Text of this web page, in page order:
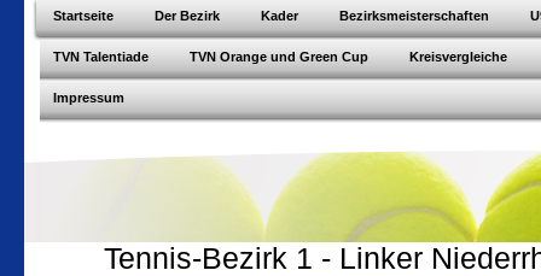
Startseite Der Bezirk Kader Bezirksmeisterschaften
TVN Talentiade TVN Orange und Green Cup Kreisvergleiche
Impressum
Tennis-Bezirk 1 - Linker